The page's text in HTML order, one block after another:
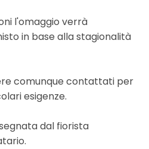
l'omaggio verrà
in base alla stagionalità
comunque contattati per
esigenze.
dal fiorista